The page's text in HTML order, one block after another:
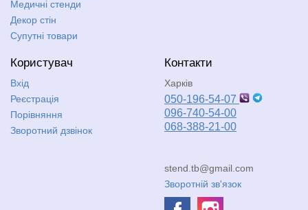
Медичні стенди
Декор стін
Супутні товари
Користувач
Вхід
Реєстрація
Порівняння
Зворотний дзвінок
Контакти
Харків
050-196-54-07
096-740-54-00
068-388-21-00
stend.tb@gmail.com
Зворотній зв'язок